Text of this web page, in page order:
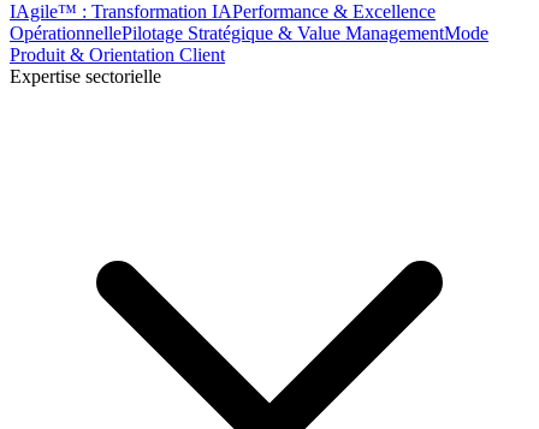
IAgile™ : Transformation IAPerformance & Excellence
OpérationnellePilotage Stratégique & Value ManagementMode
Produit & Orientation Client
Expertise sectorielle